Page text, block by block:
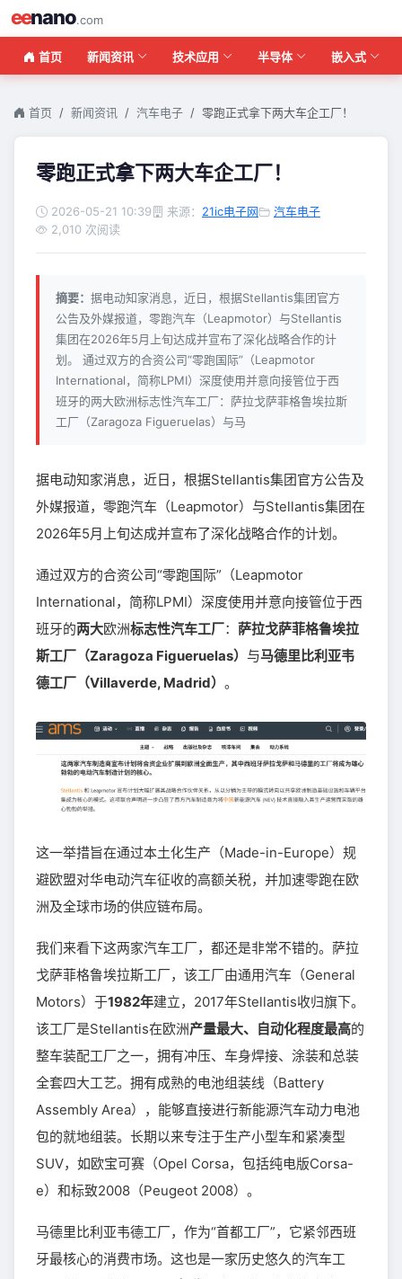
eenano.com
首页 新闻资讯 技术应用 半导体 嵌入式
首页 新闻资讯 汽车电子 零跑正式拿下两大车企工厂！
零跑正式拿下两大车企工厂！
2026-05-21 10:39 来源： 21ic电子网
汽车电子
2,010 次阅读
摘要： 据电动知家消息，近日，根据Stellantis集团官方
公告及外媒报道，零跑汽车（Leapmotor）与Stellantis
集团在2026年5月上旬达成并宣布了深化战略合作的计
划。 通过双方的合资公司“零跑国际”（Leapmotor
International，简称LPMI）深度使用并意向接管位于西
班牙的两大欧洲标志性汽车工厂：萨拉戈萨菲格鲁埃拉斯
工厂（Zaragoza Figueruelas）与马
据电动知家消息，近日，根据Stellantis集团官方公告及
外媒报道，零跑汽车（Leapmotor）与Stellantis集团在
2026年5月上旬达成并宣布了深化战略合作的计划。
通过双方的合资公司“零跑国际”（Leapmotor
International，简称LPMI）深度使用并意向接管位于西
班牙的两大欧洲标志性汽车工厂： 萨拉戈萨菲格鲁埃拉
斯工厂（Zaragoza Figueruelas） 与马德里比利亚韦
德工厂（Villaverde, Madrid） 。
这一举措旨在通过本土化生产（Made-in-Europe）规
避欧盟对华电动汽车征收的高额关税，并加速零跑在欧
洲及全球市场的供应链布局。
我们来看下这两家汽车工厂，都还是非常不错的。萨拉
戈萨菲格鲁埃拉斯工厂，该工厂由通用汽车（General
Motors）于1982年建立，2017年Stellantis收归旗下。
该工厂是Stellantis在欧洲产量最大、自动化程度最高的
整车装配工厂之一，拥有冲压、车身焊接、涂装和总装
全套四大工艺。拥有成熟的电池组装线（Battery
Assembly Area），能够直接进行新能源汽车动力电池
包的就地组装。长期以来专注于生产小型车和紧凑型
SUV，如欧宝可赛（Opel Corsa，包括纯电版Corsa-
e）和标致2008（Peugeot 2008）。
马德里比利亚韦德工厂，作为“首都工厂”，它紧邻西班
牙最核心的消费市场。这也是一家历史悠久的汽车工